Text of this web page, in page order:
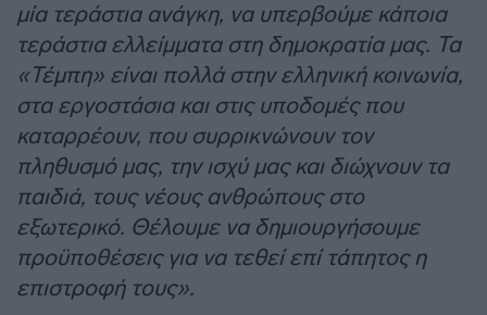
μία τεράστια ανάγκη, να υπερβούμε κάποια
τεράστια ελλείμματα στη δημοκρατία μας. Τα
«Τέμπη» είναι πολλά στην ελληνική κοινωνία,
στα εργοστάσια και στις υποδομές που
καταρρέουν, που συρρικνώνουν τον
πληθυσμό μας, την ισχύ μας και διώχνουν τα
παιδιά, τους νέους ανθρώπους στο
εξωτερικό. Θέλουμε να δημιουργήσουμε
προϋποθέσεις για να τεθεί επί τάπητος η
επιστροφή τους».